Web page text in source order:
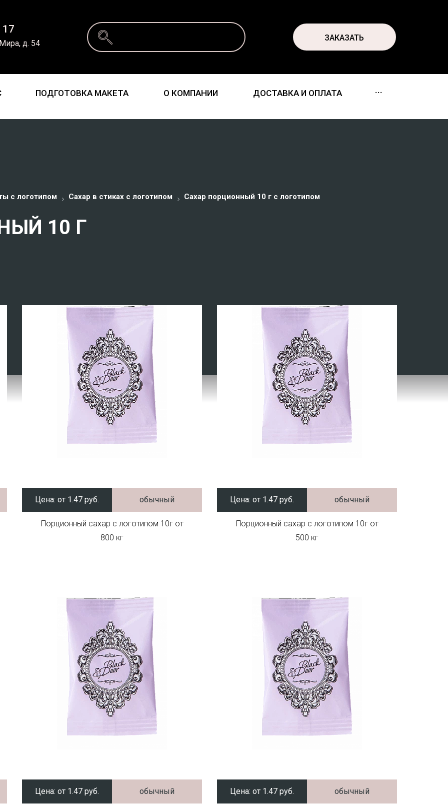
17
д. 54
ЗАКАЗАТЬ
ПОДГОТОВКА МАКЕТА О КОМПАНИИ ДОСТАВКА И ОПЛАТА ...
с логотипом Сахар в стиках с логотипом Сахар порционный 10 г с логотипом
10 Г
Цена: от 1.47 руб. обычный
Порционный сахар с логотипом 10г от
800 кг
Цена: от 1.47 руб. обычный
Порционный сахар с логотипом 10г от
500 кг
Цена: от 1.47 руб. обычный Цена: от 1.47 руб. обычный